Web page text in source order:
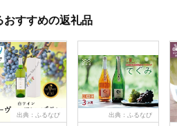
おすすめの返礼品
出典：ふるなび 出典：ふるなび